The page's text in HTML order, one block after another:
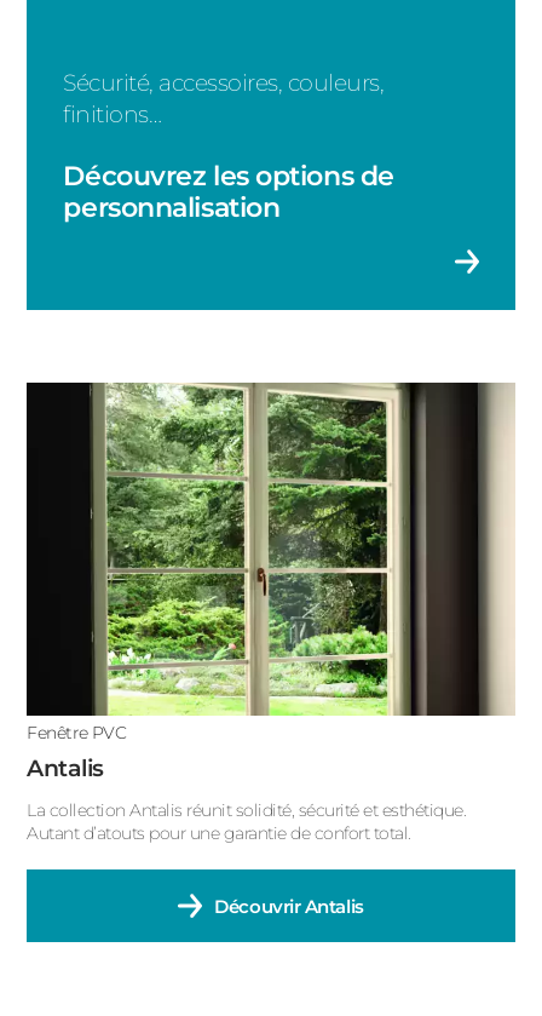
Sécurité, accessoires, couleurs,
finitions…
Découvrez les options de
personnalisation
Fenêtre PVC
Antalis
La collection Antalis réunit solidité, sécurité et esthétique.
Autant d’atouts pour une garantie de confort total.
DécouvrirAntalis